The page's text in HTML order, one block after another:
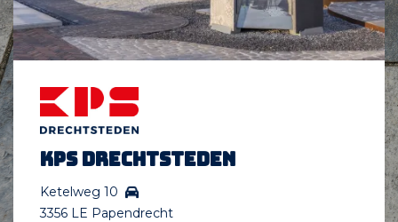
KPS Drechtsteden
Ketelweg 10
3356 LE Papendrecht